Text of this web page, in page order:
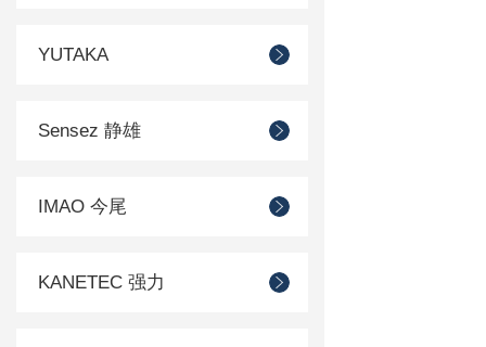
YUTAKA
Sensez 静雄
IMAO 今尾
KANETEC 强力